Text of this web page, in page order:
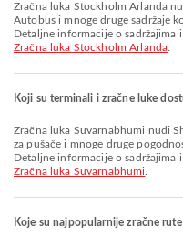
Zračna luka Stockholm Arlanda nudi Lounge, Hotel u zračnoj luci, Shuttle
Autobus i mnoge druge sadržaje
Detaljne informacije o sadržajima
Zračna luka Stockholm Arlanda
Koji su terminali i zračne luke
Zračna luka Suvarnabhumi nudi Shuttle Autobus, Najam automobila, Prostor
za pušače i mnoge druge
Detaljne informacije o sadržajima
Zračna luka Suvarnabhumi
Koje su najpopularnije zračne